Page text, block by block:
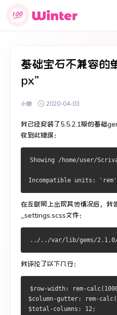
基础宝石不兼容的
px”
小胖 2020-04-03
我已经安装了5.5.2.1版的基础
收到此错误：
Showing /home/user/
Incompatible units:
在互联网上出现其他情况后，我
_settings.scss文件：
我评论了以下几行：
$row-width: rem-
$column-gutter: rem-
$total-columns: 12;